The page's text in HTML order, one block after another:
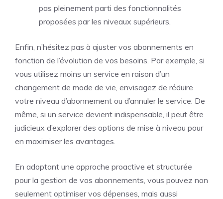
pas pleinement parti des fonctionnalités
proposées par les niveaux supérieurs.
Enfin, n’hésitez pas à ajuster vos abonnements en
fonction de l’évolution de vos besoins. Par exemple, si
vous utilisez moins un service en raison d’un
changement de mode de vie, envisagez de réduire
votre niveau d’abonnement ou d’annuler le service. De
même, si un service devient indispensable, il peut être
judicieux d’explorer des options de mise à niveau pour
en maximiser les avantages.
En adoptant une approche proactive et structurée
pour la gestion de vos abonnements, vous pouvez non
seulement optimiser vos dépenses, mais aussi